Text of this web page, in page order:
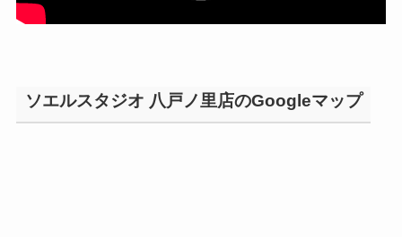
ソエルスタジオ 八戸ノ里店のGoogleマップ